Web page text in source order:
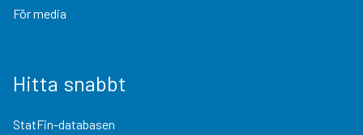
För media
Hitta snabbt
StatFin-databasen